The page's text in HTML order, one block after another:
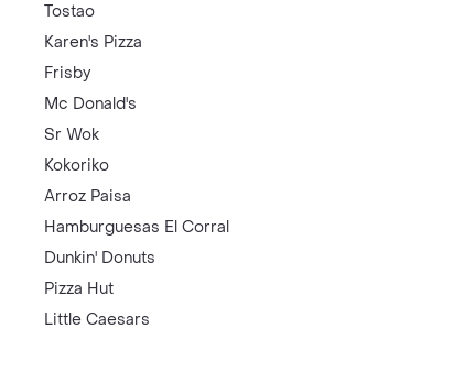
Tostao
Karen's Pizza
Frisby
Mc Donald's
Sr Wok
Kokoriko
Arroz Paisa
Hamburguesas El Corral
Dunkin' Donuts
Pizza Hut
Little Caesars